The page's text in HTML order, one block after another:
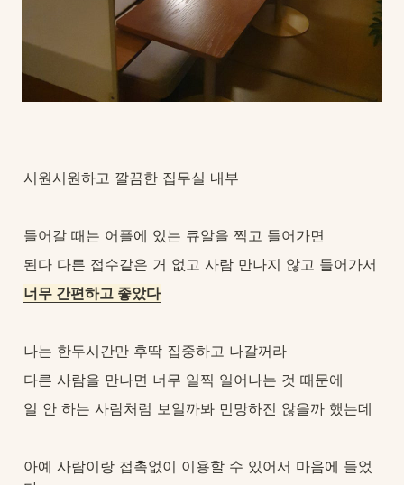
시원시원하고 깔끔한 집무실 내부
들어갈 때는 어플에 있는 큐알을 찍고 들어가면
된다 다른 접수같은 거 없고 사람 만나지 않고 들어가서
너무 간편하고 좋았다
나는 한두시간만 후딱 집중하고 나갈꺼라
다른 사람을 만나면 너무 일찍 일어나는 것 때문에
일 안 하는 사람처럼 보일까봐 민망하진 않을까 했는데
아예 사람이랑 접촉없이 이용할 수 있어서 마음에 들었